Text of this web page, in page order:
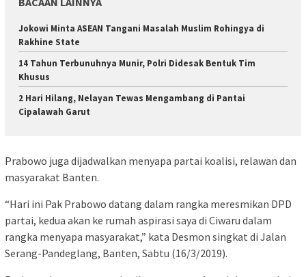
Jokowi Minta ASEAN Tangani Masalah Muslim Rohingya di
Rakhine State
14 Tahun Terbunuhnya Munir, Polri Didesak Bentuk Tim
Khusus
2 Hari Hilang, Nelayan Tewas Mengambang di Pantai
Cipalawah Garut
Prabowo juga dijadwalkan menyapa partai koalisi, relawan dan
masyarakat Banten.
“Hari ini Pak Prabowo datang dalam rangka meresmikan DPD
partai, kedua akan ke rumah aspirasi saya di Ciwaru dalam
rangka menyapa masyarakat,” kata Desmon singkat di Jalan
Serang-Pandeglang, Banten, Sabtu (16/3/2019).